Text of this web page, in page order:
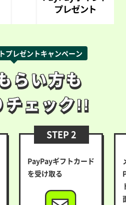
プレゼントキャンペーン
らい方も
チェック!!
らい方も
チェック!!
STEP 2
PayPayギフトカード
を受け取る